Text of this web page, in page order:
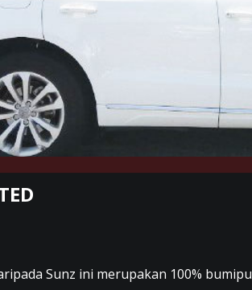
Sunz ini merupakan 100%